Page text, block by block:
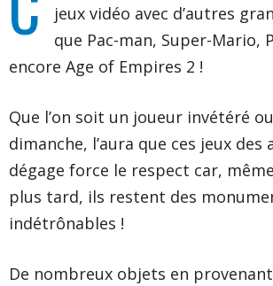
jeux vidéo avec d’autres
que Pac-man, Super-Mario,
encore Age of Empires 2 !
Que l’on soit un joueur invétéré
dimanche, l’aura que ces jeux des
dégage force le respect car,
plus tard, ils restent des
indétrônables !
De nombreux objets en